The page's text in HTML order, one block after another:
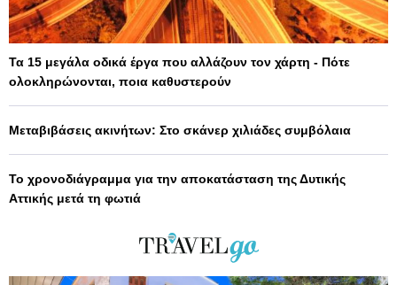
Τα 15 μεγάλα οδικά έργα που αλλάζουν τον χάρτη - Πότε
ολοκληρώνονται, ποια καθυστερούν
Μεταβιβάσεις ακινήτων: Στο σκάνερ χιλιάδες συμβόλαια
Το χρονοδιάγραμμα για την αποκατάσταση της Δυτικής
Αττικής μετά τη φωτιά